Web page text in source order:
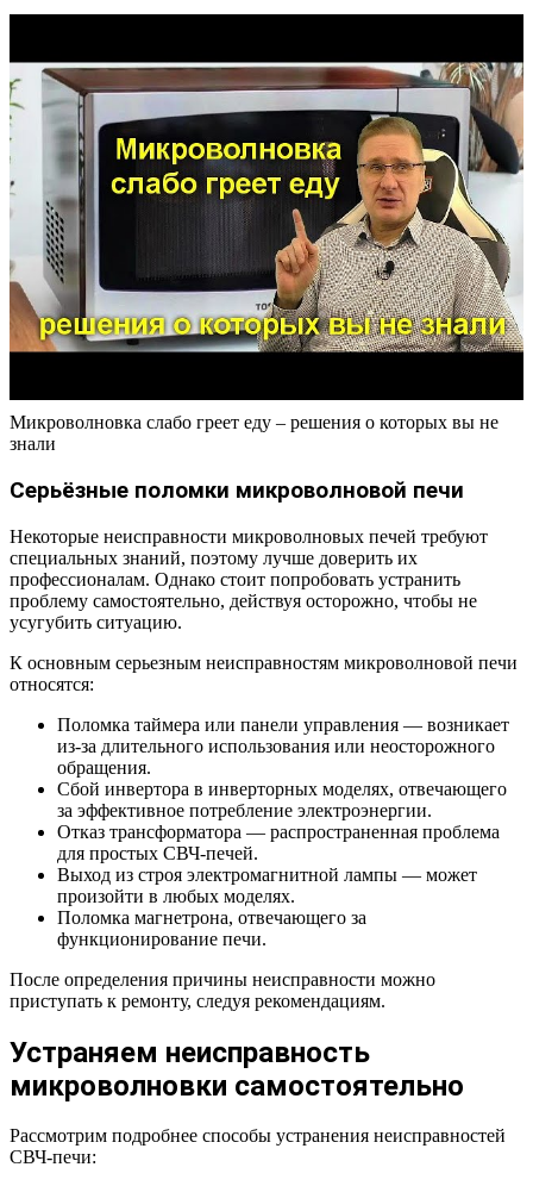
Микроволновка слабо греет еду – решения о которых вы не
знали
Серьёзные поломки микроволновой печи
Некоторые неисправности микроволновых печей требуют
специальных знаний, поэтому лучше доверить их
профессионалам. Однако стоит попробовать устранить
проблему самостоятельно, действуя осторожно, чтобы не
усугубить ситуацию.
К основным серьезным неисправностям микроволновой печи
относятся:
Поломка таймера или панели управления — возникает
из-за длительного использования или неосторожного
обращения.
Сбой инвертора в инверторных моделях, отвечающего
за эффективное потребление электроэнергии.
Отказ трансформатора — распространенная проблема
для простых СВЧ-печей.
Выход из строя электромагнитной лампы — может
произойти в любых моделях.
Поломка магнетрона, отвечающего за
функционирование печи.
После определения причины неисправности можно
приступать к ремонту, следуя рекомендациям.
Устраняем неисправность
микроволновки самостоятельно
Рассмотрим подробнее способы устранения неисправностей
СВЧ-печи: